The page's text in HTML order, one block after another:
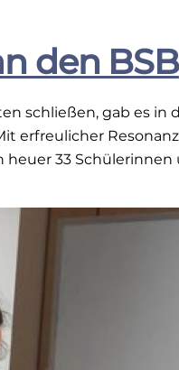
den BSB
schließen, gab es in
erfreulicher
33 Schülerinnen